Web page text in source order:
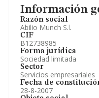
Información
Razón social
Abilio Munch S.l.
CIF
B12738985
Forma jurídica
Sociedad limitada
Sector
Servicios empresariales
Fecha de
28-8-2007
Información oficial y